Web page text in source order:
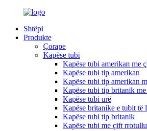
Shtëpi
Produkte
Çorape
Kapëse tubi
Kapëse tubi amerikan me
Kapëse tubi tip amerikan
Kapëse tubi tip amerikan
Kapëse tubi tip britanik
Kapëse tubi urë
Kapëse britanike e tubit të
Kapëse tubi tip britanik
Kapëse tubi me çift